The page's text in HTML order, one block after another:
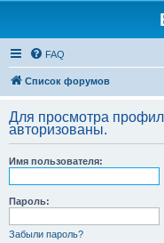
FAQ
Список форумов
Для просмотра
авторизованы.
Имя пользователя:
Пароль:
Забыли пароль?